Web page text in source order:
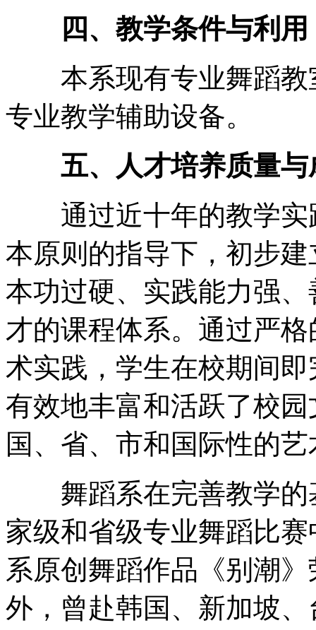
四、教学条件与利用
本系现有专业舞蹈教
专业教学辅助设备。
五、人才培养质量与
通过近十年的教学实
本原则的指导下，初步
本功过硬、实践能力强
才的课程体系。通过严
术实践，学生在校期间
有效地丰富和活跃了校
国、省、市和国际性的
舞蹈系在完善教学的
家级和省级专业舞蹈比
系原创舞蹈作品《别潮
外，曾赴韩国、新加坡